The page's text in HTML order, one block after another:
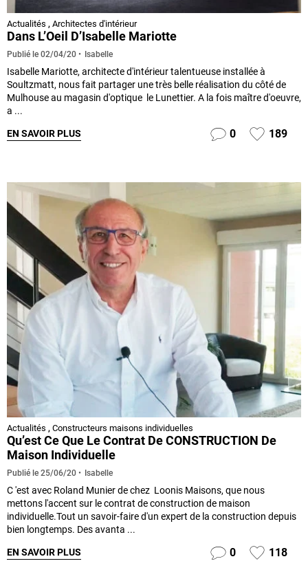
Actualités , Architectes d'intérieur
Dans L’Oeil D’Isabelle Mariotte
Publié le 02/04/20 Isabelle
Isabelle Mariotte, architecte d'intérieur talentueuse installée à
Soultzmatt, nous fait partager une très belle réalisation du côté de
Mulhouse au magasin d'optique le Lunettier. A la fois maître d'oeuvre,
a ...
EN SAVOIR PLUS 0 189
Actualités , Constructeurs maisons individuelles
Qu’est Ce Que Le Contrat De CONSTRUCTION De
Maison Individuelle
Publié le 25/06/20 Isabelle
C 'est avec Roland Munier de chez Loonis Maisons, que nous
mettons l'accent sur le contrat de construction de maison
individuelle.Tout un savoir-faire d'un expert de la construction depuis
bien longtemps. Des avanta ...
EN SAVOIR PLUS 0 118